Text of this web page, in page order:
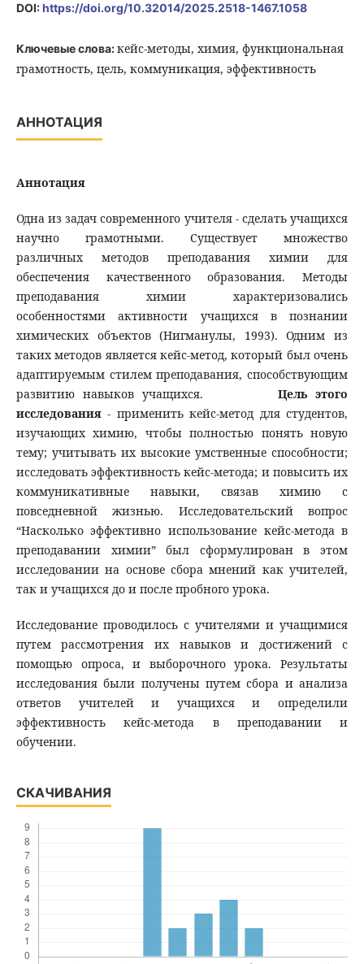
DOI:https://doi.org/10.32014/2025.2518-1467.1058
Ключевые слова:кейс-методы, химия, функциональная
грамотность, цель, коммуникация, эффективность
АННОТАЦИЯ
Аннотация
Одна из задач современного учителя - сделать учащихся
научно грамотными. Существует множество
различных методов преподавания химии для
обеспечения качественного образования. Методы
преподавания химии характеризовались
особенностями активности учащихся в познании
химических объектов (Нигманулы, 1993). Одним из
таких методов является кейс-метод, который был очень
адаптируемым стилем преподавания, способствующим
развитию навыков учащихся. Цель этого
исследования- применить кейс-метод для студентов,
изучающих химию, чтобы полностью понять новую
тему; учитывать их высокие умственные способности;
исследовать эффективность кейс-метода; и повысить их
коммуникативные навыки, связав химию с
повседневной жизнью. Исследовательский вопрос
“Насколько эффективно использование кейс-метода в
преподавании химии” был сформулирован в этом
исследовании на основе сбора мнений как учителей,
так и учащихся до и после пробного урока.
Исследование проводилось с учителями и учащимися
путем рассмотрения их навыков и достижений с
помощью опроса, и выборочного урока. Результаты
исследования были получены путем сбора и анализа
ответов учителей и учащихся и определили
эффективность кейс-метода в преподавании и
обучении.
СКАЧИВАНИЯ